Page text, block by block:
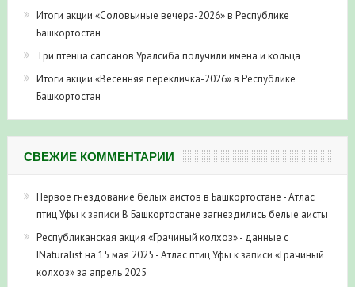
Итоги акции «Соловьиные вечера-2026» в Республике
Башкортостан
Три птенца сапсанов Уралсиба получили имена и кольца
Итоги акции «Весенняя перекличка-2026» в Республике
Башкортостан
СВЕЖИЕ КОММЕНТАРИИ
Первое гнездование белых аистов в Башкортостане - Атлас
птиц Уфы к записи В Башкортостане загнездились белые аисты
Республиканская акция «Грачиный колхоз» - данные с
INaturalist на 15 мая 2025 - Атлас птиц Уфы к записи «Грачиный
колхоз» за апрель 2025